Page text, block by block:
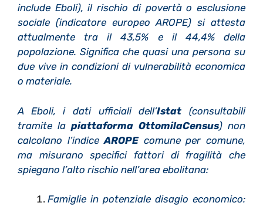
include Eboli), il rischio di povertà o esclusione
sociale (indicatore europeo AROPE) si attesta
attualmente tra il 43,5% e il 44,4% della
popolazione. Significa che quasi una persona su
due vive in condizioni di vulnerabilità economica
o materiale.
A Eboli, i dati ufficiali dell’Istat (consultabili
tramite la piattaforma OttomilaCensus) non
calcolano l’indiceAROPEcomune per comune,
ma misurano specifici fattori di fragilità che
spiegano l’alto rischio nell’area ebolitana:
Famiglie in potenziale disagio economico: